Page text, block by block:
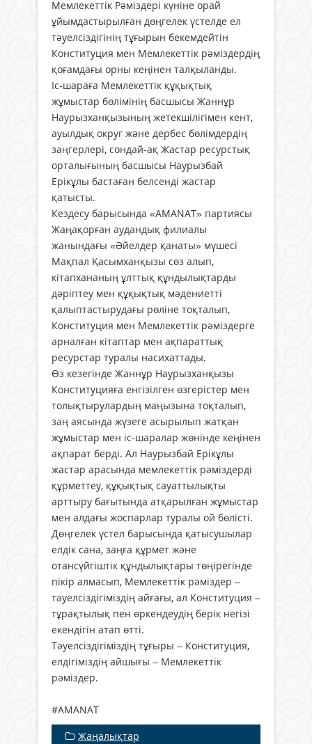
Мемлекеттік Рәміздері күніне орай
ұйымдастырылған дөңгелек үстелде ел
тәуелсіздігінің тұғырын бекемдейтін
Конституция мен Мемлекеттік рәміздердің
қоғамдағы орны кеңінен талқыланды.
Іс-шараға Мемлекеттік құқықтық
жұмыстар бөлімінің басшысы Жаннұр
Наурызханқызының жетекшілігімен кент,
ауылдық округ және дербес бөлімдердің
заңгерлері, сондай-ақ Жастар ресурстық
орталығының басшысы Наурызбай
Ерікұлы бастаған белсенді жастар
қатысты.
Кездесу барысында «AMANAT» партиясы
Жаңақорған аудандық филиалы
жанындағы «Әйелдер қанаты» мүшесі
Мақпал Қасымханқызы сөз алып,
кітапхананың ұлттық құндылықтарды
дәріптеу мен құқықтық мәдениетті
қалыптастырудағы рөліне тоқталып,
Конституция мен Мемлекеттік рәміздерге
арналған кітаптар мен ақпараттық
ресурстар туралы насихаттады.
Өз кезегінде Жаннұр Наурызханқызы
Конституцияға енгізілген өзгерістер мен
толықтырулардың маңызына тоқталып,
заң аясында жүзеге асырылып жатқан
жұмыстар мен іс-шаралар жөнінде кеңінен
ақпарат берді. Ал Наурызбай Ерікұлы
жастар арасында мемлекеттік рәміздерді
құрметтеу, құқықтық сауаттылықты
арттыру бағытында атқарылған жұмыстар
мен алдағы жоспарлар туралы ой бөлісті.
Дөңгелек үстел барысында қатысушылар
елдік сана, заңға құрмет және
отансүйгіштік құндылықтары төңірегінде
пікір алмасып, Мемлекеттік рәміздер –
тәуелсіздігіміздің айғағы, ал Конституция –
тұрақтылық пен өркендеудің берік негізі
екендігін атап өтті.
Тәуелсіздігіміздің тұғыры – Конституция,
елдігіміздің айшығы – Мемлекеттік
рәміздер.
#AMANAT
Жаңалықтар